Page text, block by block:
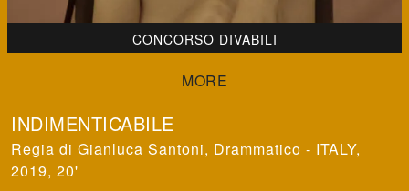
CONCORSO DIVABILI
INDIMENTICABILE
Gianluca Santoni, Drammatico - ITALY,
2019, 20'